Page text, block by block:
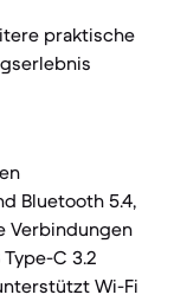
praktische
Bluetooth 5.4,
Verbindungen
C 3.2
Wi-Fi